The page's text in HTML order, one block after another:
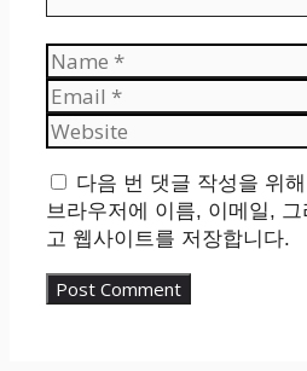
Name
Email
Website
다음 번 댓글 작성을 위해
브라우저에 이름, 이메일, 그
고 웹사이트를 저장합니다.